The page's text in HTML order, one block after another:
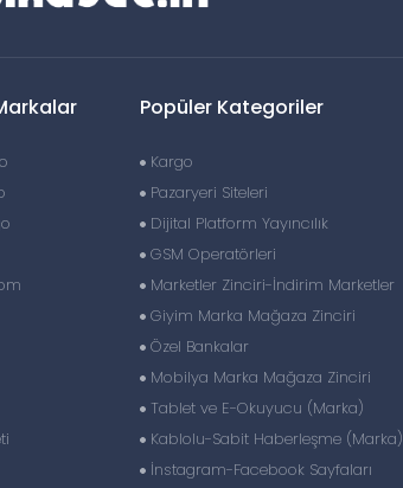
Popüler Kategoriler
Kargo
Pazaryeri Siteleri
Dijital Platform Yayıncılık
GSM Operatörleri
Marketler Zinciri-İndirim Marketler
Giyim Marka Mağaza Zinciri
Özel Bankalar
Mobilya Marka Mağaza Zinciri
Tablet ve E-Okuyucu (Marka)
Kablolu-Sabit Haberleşme (Marka)
İnstagram-Facebook Sayfaları